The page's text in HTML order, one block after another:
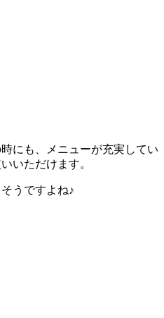
にも、メニューが充実してい
いただけます。
うですよね♪